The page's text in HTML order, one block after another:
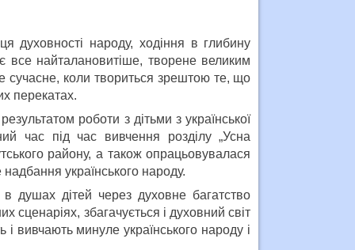
духовності народу, ходіння в глибину
все найталановитіше, творене великим
коли твориться зрештою те, що
перекатах.
роботи з дітьми з української
час під час вивчення розділу „Усна
району, а також опрацьовувалася
надбання українського народу.
душах дітей через духовне багатство
сценаріях, збагачується і духовний світ
вивчають минуле українського народу і